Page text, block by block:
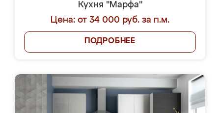
Кухня "Марфа"
Цена: от 34 000 руб. за п.м.
ПОДРОБНЕЕ